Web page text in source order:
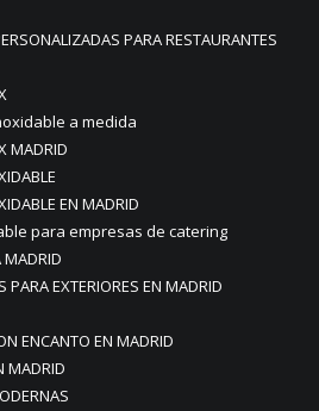
PARA RESTAURANTES
a medida
MADRID
EN MADRID
para empresas de catering
MADRID
PARA EXTERIORES EN MADRID
ENCANTO EN MADRID
MADRID